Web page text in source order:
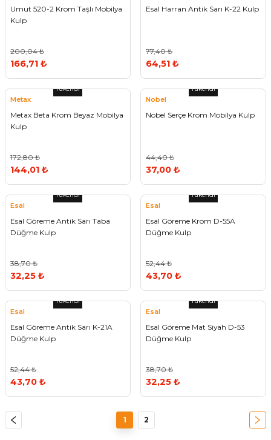
Umut 520-2 Krom Taşlı Mobilya
Kulp
200,04 ₺
166,71 ₺
Esal Harran Antik Sarı K-22 Kulp
77,40 ₺
64,51 ₺
Tükendi
Metax
Metax Beta Krom Beyaz Mobilya
Kulp
172,80 ₺
144,01 ₺
Tükendi
Nobel
Nobel Serçe Krom Mobilya Kulp
44,40 ₺
37,00 ₺
Tükendi
Esal
Esal Göreme Antik Sarı Taba
Düğme Kulp
38,70 ₺
32,25 ₺
Tükendi
Esal
Esal Göreme Krom D-55A
Düğme Kulp
52,44 ₺
43,70 ₺
Tükendi
Esal
Esal Göreme Antik Sarı K-21A
Düğme Kulp
52,44 ₺
43,70 ₺
Tükendi
Esal
Esal Göreme Mat Siyah D-53
Düğme Kulp
38,70 ₺
32,25 ₺
1 2